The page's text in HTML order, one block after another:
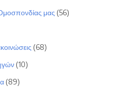
μας (56)
(68)
(10)
(89)